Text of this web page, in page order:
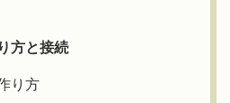
方と接続
り方